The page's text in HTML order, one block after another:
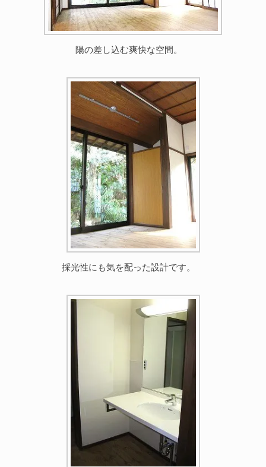
陽の差し込む爽快な空間。
採光性にも気を配った設計です。